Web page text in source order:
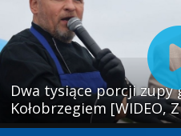
Dwa tysiące porcji zupy
Kołobrzegiem [WIDEO,